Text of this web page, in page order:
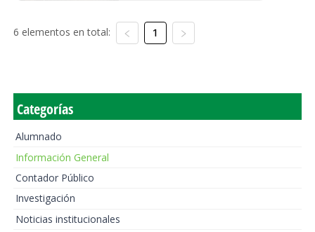
6 elementos en total: 1
Categorías
Alumnado
Información General
Contador Público
Investigación
Noticias institucionales